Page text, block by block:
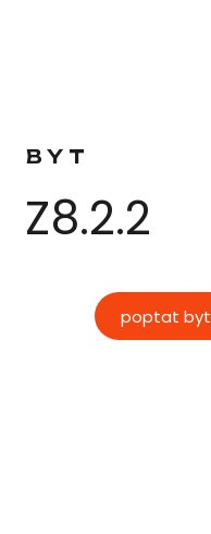
BYT
Z8.2.2
poptat byt